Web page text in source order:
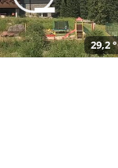
29,2